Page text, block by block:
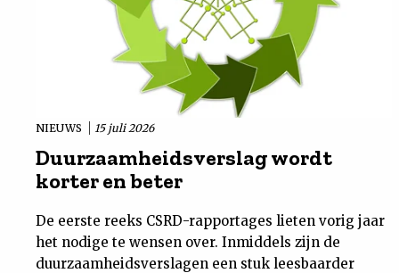
NIEUWS 15 juli 2026
Duurzaamheidsverslag wordt
korter en beter
De eerste reeks CSRD-rapportages lieten vorig jaar
het nodige te wensen over. Inmiddels zijn de
duurzaamheidsverslagen een stuk leesbaarder